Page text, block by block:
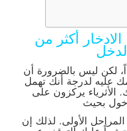
أكثر من
لكن ليس بالضرورة أن
عليه لدرجة أنك تهمل
الأثرياء يركزون على
بحيث
المراحل الأولى. لذلك إن